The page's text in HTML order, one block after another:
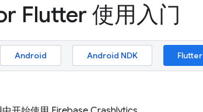
Flutter 使用入门
Android Android NDK Flutter